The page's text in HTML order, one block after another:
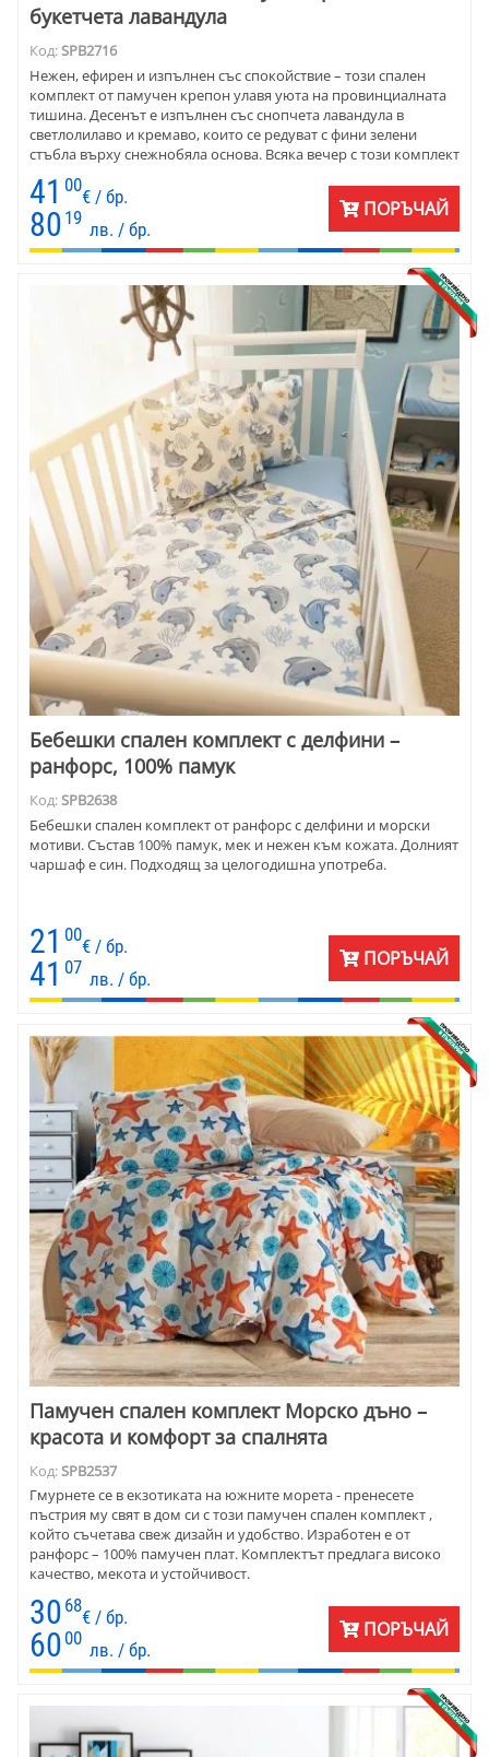
букетчета лавандула
Код:SPB2716
Нежен, ефирен и изпълнен със спокойствие – този спален
комплект от памучен крепон улавя уюта на провинциалната
тишина. Десенът е изпълнен със снопчета лавандула в
светлолилаво и кремаво, които се редуват с фини зелени
стъбла върху снежнобяла основа. Всяка вечер с този комплект
е като разходка из ароматно поле в ранна лятна утрин.
41 00
€ / бр.
80 19
лв. / бр.
ПОРЪЧАЙ
Бебешки спален комплект с делфини –
ранфорс, 100% памук
Код:SPB2638
Бебешки спален комплект от ранфорс с делфини и морски
мотиви. Състав 100% памук, мек и нежен към кожата. Долният
чаршаф е син. Подходящ за целогодишна употреба.
21 00
€ / бр.
41 07
лв. / бр.
ПОРЪЧАЙ
Памучен спален комплект Морско дъно –
красота и комфорт за спалнята
Код:SPB2537
Гмурнете се в екзотиката на южните морета - пренесете
пъстрия му свят в дом си с този памучен спален комплект ,
който съчетава свеж дизайн и удобство. Изработен е от
ранфорс – 100% памучен плат. Комплектът предлага високо
качество, мекота и устойчивост.
30 68
€ / бр.
60 00
лв. / бр.
ПОРЪЧАЙ